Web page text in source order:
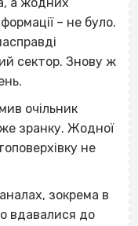
– не було.
сектор. Знову ж
очільник
зранку. Жодної
не
зокрема в
вдавалися до